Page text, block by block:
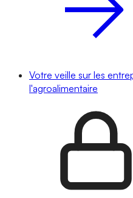
Votre veille sur les
l'agroalimentaire